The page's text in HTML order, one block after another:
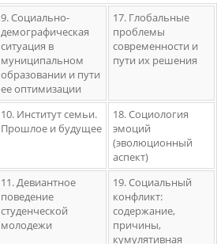
9. Социально-
демографическая
ситуация в
муниципальном
образовании и пути
ее оптимизации
17. Глобальные
проблемы
современности и
пути их решения
10. Институт семьи.
Прошлое и будущее
18. Социология
эмоций
(эволюционный
аспект)
11. Девиантное
поведение
студенческой
молодежи
19. Социальный
конфликт:
содержание,
причины,
кумулятивная